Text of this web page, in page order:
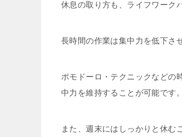
休息の取り方も、ライフワーク
長時間の作業は集中力を低下さ
ポモドーロ・テクニックなどの
中力を維持することが可能です。
また、週末にはしっかりと休む